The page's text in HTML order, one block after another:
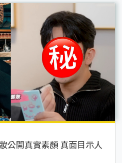
公開真實素顏 真面目示人